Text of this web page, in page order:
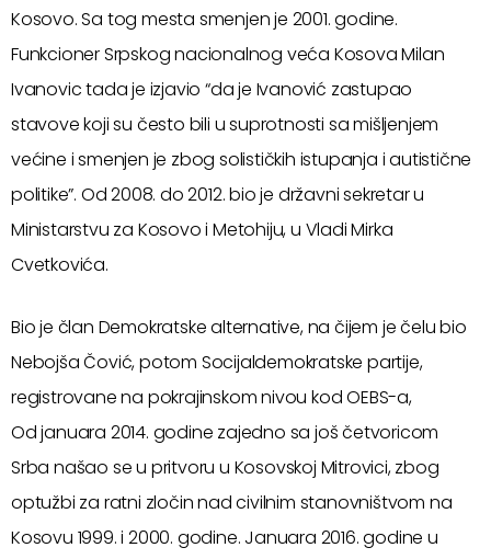
Kosovo. Sa tog mesta smenjen je 2001. godine.
Funkcioner Srpskog nacionalnog veća Kosova Milan
Ivanovic tada je izjavio “da je Ivanović zastupao
stavove koji su često bili u suprotnosti sa mišljenjem
većine i smenjen je zbog solističkih istupanja i autistične
politike”. Od 2008. do 2012. bio je državni sekretar u
Ministarstvu za Kosovo i Metohiju, u Vladi Mirka
Cvetkovića.
Bio je član Demokratske alternative, na čijem je čelu bio
Nebojša Čović, potom Socijaldemokratske partije,
registrovane na pokrajinskom nivou kod OEBS-a,
Od januara 2014. godine zajedno sa još četvoricom
Srba našao se u pritvoru u Kosovskoj Mitrovici, zbog
optužbi za ratni zločin nad civilnim stanovništvom na
Kosovu 1999. i 2000. godine. Januara 2016. godine u